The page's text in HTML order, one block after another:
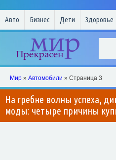
Авто Бизнес Дети Здоровье
Мир » Автомобили » Страница 3
На гребне волны успеха,
моды: четыре причины